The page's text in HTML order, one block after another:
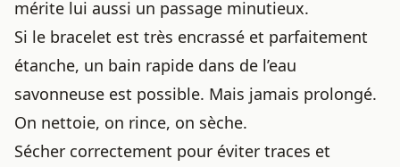
mérite lui aussi un passage minutieux.
Si le bracelet est très encrassé et parfaitement
étanche, un bain rapide dans de l’eau
savonneuse est possible. Mais jamais prolongé.
On nettoie, on rince, on sèche.
Sécher correctement pour éviter traces et